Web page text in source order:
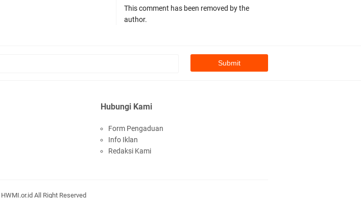
This comment has been removed by the
author.
Seru banget... Tenang masih banyak peluang
perbedaan golong dari Islam. RASULULL …
Bismillaah semoga pembuat artikel Alloh
berikan pemahaman yg benar ttg salafi wa
Fauzi Cihuyy
Hubungi Kami
Form Pengaduan
Info Iklan
Redaksi Kami
HWMI.or.id All Right Reserved